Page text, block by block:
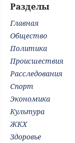
Разделы
Главная
Общество
Политика
Происшествия
Расследования
Спорт
Экономика
Культура
ЖКХ
Здоровье